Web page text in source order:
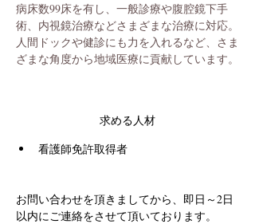
病床数99床を有し、一般診療や腹腔鏡下手
術、内視鏡治療などさまざまな治療に対応。
人間ドックや健診にも力を入れるなど、さま
ざまな角度から地域医療に貢献しています。
求める人材
看護師免許取得者
お問い合わせを頂きましてから、即日～2日
以内にご連絡をさせて頂いております。